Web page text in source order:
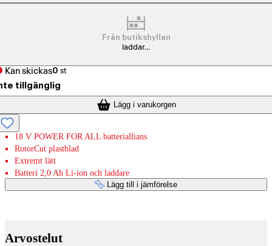
Från butikshyllan
laddar...
Kan skickas0 st
tillgänglig
Lägg i varukorgen
18 V POWER FOR ALL batteriallians
RotorCut plastblad
Extremt lätt
Batteri 2,0 Ah Li-ion och laddare
Lägg till i jämförelse
Arvostelut